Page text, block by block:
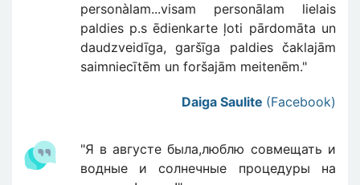
personàlam...visam personālam lielais
paldies p.s ēdienkarte ļoti pārdomāta un
daudzveidīga, garšīga paldies čaklajām
saimniecītēm un foršajām meitenēm."
Daiga Saulite (Facebook)
"Я в августе была,люблю совмещать и
водные и солнечные процедуры на